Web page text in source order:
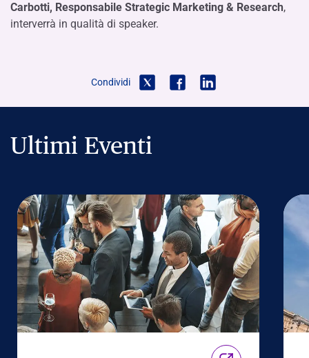
Carbotti, Responsabile Strategic Marketing & Research,
interverrà in qualità di speaker.
Condividi
Ultimi Eventi